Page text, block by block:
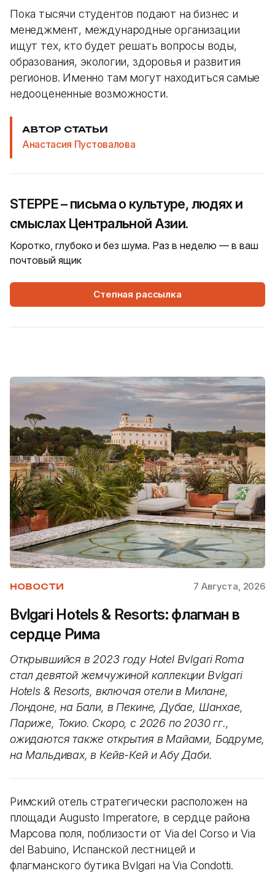
Пока тысячи студентов подают на бизнес и
менеджмент, международные организации
ищут тех, кто будет решать вопросы воды,
образования, экологии, здоровья и развития
регионов. Именно там могут находиться самые
недооцененные возможности.
АВТОР СТАТЬИ
Анастасия Пустовалова
STEPPE – письма о культуре, людях и
смыслах Центральной Азии.
Коротко, глубоко и без шума. Раз в неделю — в ваш
почтовый ящик
Степная рассылка
НОВОСТИ 7 Августа, 2026
Bvlgari Hotels & Resorts: флагман в
сердце Рима
Открывшийся в 2023 году Hotel Bvlgari Roma
стал девятой жемчужиной коллекции Bvlgari
Hotels & Resorts, включая отели в Милане,
Лондоне, на Бали, в Пекине, Дубае, Шанхае,
Париже, Токио. Скоро, с 2026 по 2030 гг.,
ожидаются также открытия в Майами, Бодруме,
на Мальдивах, в Кейв-Кей и Абу Даби.
Римский отель стратегически расположен на
площади Augusto Imperatore, в сердце района
Марсова поля, поблизости от Via del Corso и Via
del Babuino, Испанской лестницей и
флагманского бутика Bvlgari на Via Condotti.